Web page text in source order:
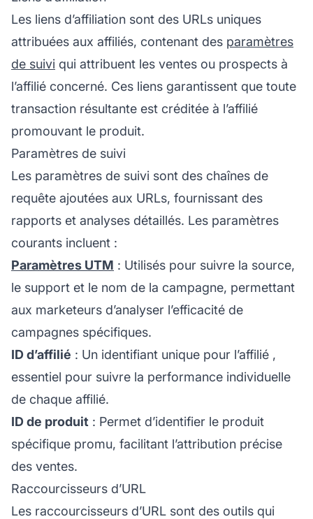
Les liens d’affiliation sont des URLs uniques
attribuées aux affiliés, contenant des paramètres
de suivi qui attribuent les ventes ou prospects à
l’affilié concerné. Ces liens garantissent que toute
transaction résultante est créditée à l’affilié
promouvant le produit.
Paramètres de suivi
Les paramètres de suivi sont des chaînes de
requête ajoutées aux URLs, fournissant des
rapports et analyses détaillés. Les paramètres
courants incluent :
Paramètres UTM : Utilisés pour suivre la source,
le support et le nom de la campagne, permettant
aux marketeurs d’analyser l’efficacité de
campagnes spécifiques.
ID d’affilié : Un identifiant unique pour l’affilié ,
essentiel pour suivre la performance individuelle
de chaque affilié.
ID de produit : Permet d’identifier le produit
spécifique promu, facilitant l’attribution précise
des ventes.
Raccourcisseurs d’URL
Les raccourcisseurs d’URL sont des outils qui